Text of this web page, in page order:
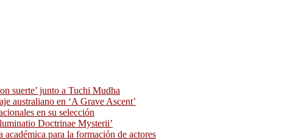
suerte’ junto a Tuchi Mudha
australiano en ‘A Grave Ascent’
en su selección
Doctrinae Mysterii’
para la formación de actores